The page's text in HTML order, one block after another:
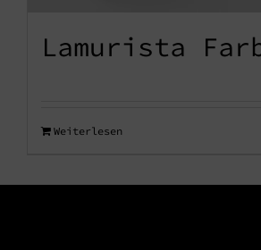
Lamurista
Weiterlesen